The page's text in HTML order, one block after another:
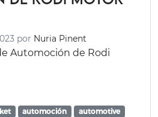
por Nuria Pinent
Automoción de Rodi
automoción
automotive